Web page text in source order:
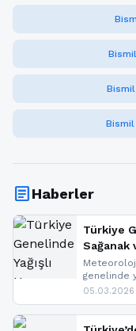
Bismil
Bismil
articleHaberler
Türkiye
Sağanak
genelinde
ise çığ
nedeniyle
05.03.2026